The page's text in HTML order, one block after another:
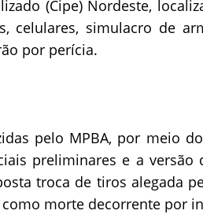
(Cipe) Nordeste,
celulares, simulacro de
por perícia.
pelo MPBA, por meio
preliminares e a versão
troca de tiros alegada
morte decorrente por